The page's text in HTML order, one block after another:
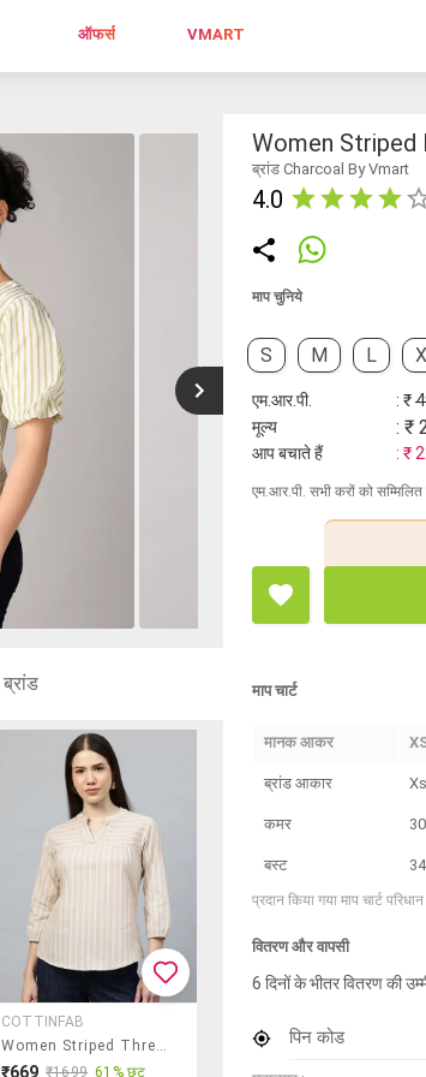
ऑफर्स VMART
ब्रांड
COTTINFAB
Women Striped Three Quarter Sleeve Regular Top
₹669 ₹1699 61% छूट
Women Striped
ब्रांड Charcoal By Vmart
4.0
माप चुनिये
S M L
एम.आर.पी. : ₹
मूल्य
: ₹
आप बचाते हैं : ₹
एम.आर.पी. सभी करों को
माप चार्ट
मानक आकर
ब्रांड आकार Xs
कमर 30
बस्ट 34
प्रदान किया गया माप चार्ट
वितरण और वापसी
6 दिनों के भीतर वितरण की
पिन कोड